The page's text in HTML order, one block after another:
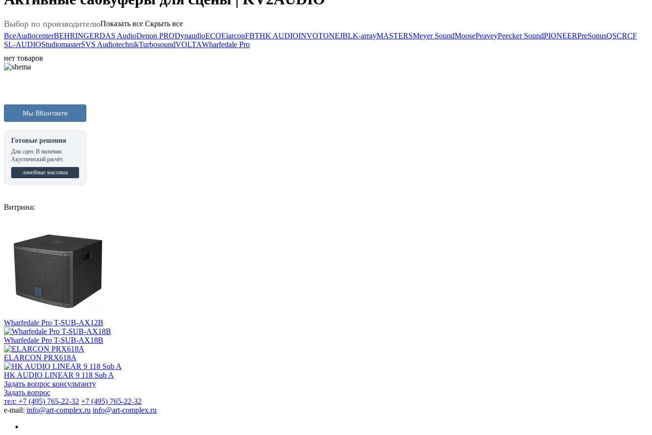
Выбор по производителюПоказать все Скрыть все
ВсеAudiocenterBEHRINGERDAS AudioDenon PRODynaudioECOElarconFBTHK AUDIOINVOTONEJBLK-arrayMASTERSMeyer SoundMoosePeaveyPeecker SoundPIONEERPreSonusQSCRCF
SL-AUDIOStudiomasterSVS AudiotechnikTurbosoundVOLTAWharfedale Pro
нет товаров
Мы ВКонтакте
Готовые решения
Для сцен. В наличии.
Акустический расчёт.
линейные массивы
Витрина:
Wharfedale Pro T-SUB-AX12B
Wharfedale Pro T-SUB-AX18B
ELARCON PRX618A
HK AUDIO LINEAR 9 118 Sub A
Задать вопрос консультанту
Задать вопрос
тел: +7 (495) 765-22-32 +7 (495) 765-22-32
e-mail: info@art-complex.ru info@art-complex.ru